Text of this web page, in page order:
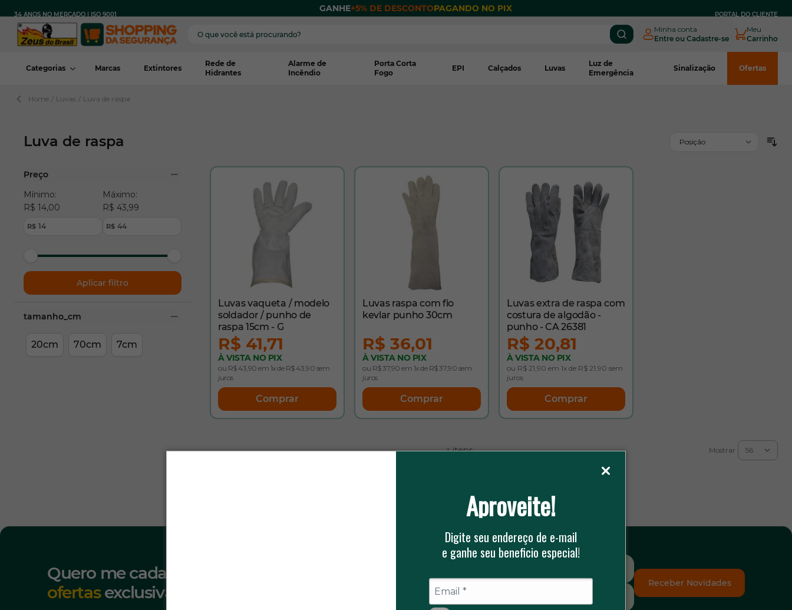
Aproveite!
Digite seu endereço de e-mail
e ganhe seu beneficio especial!
34 ANOS NO MERCADO | ISO 9001
GRÁTIS
BRASIL
REGIÃO*
GANHE+5% DE DESCONTOPAGANDO NO PIX
PORTAL DO CLIENTE
Minha conta
Entre ou Cadastre-se
Meu
Carrinho
Categorias Marcas Extintores
Rede de
Hidrantes
Alarme de
Incêndio
Porta Corta
Fogo
EPI Calçados Luvas
Luz de
Emergência
Sinalização Ofertas
Home / Luvas / Luva de raspa
Preço
Mínimo:
R$ 14,00
Máximo:
R$ 43,99
R$ R$
Aplicar filtro
tamanho_cm
20cm 70cm 7cm
Luva de raspa
Luvas vaqueta / modelo
soldador / punho de
raspa 15cm - G
R$ 41,71
À VISTA NO PIX
ou R$ 43,90 em 1x de R$ 43,90 sem
juros
Comprar
Luvas raspa com fio
kevlar punho 30cm
R$ 36,01
À VISTA NO PIX
ou R$ 37,90 em 1x de R$ 37,90 sem
juros
Comprar
Luvas extra de raspa com
costura de algodão -
punho - CA 26381
R$ 20,81
À VISTA NO PIX
ou R$ 21,90 em 1x de R$ 21,90 sem
juros
Comprar
3itens Mostrar
Quero me cadastrar para receber
ofertasexclusivas! Receber Novidades